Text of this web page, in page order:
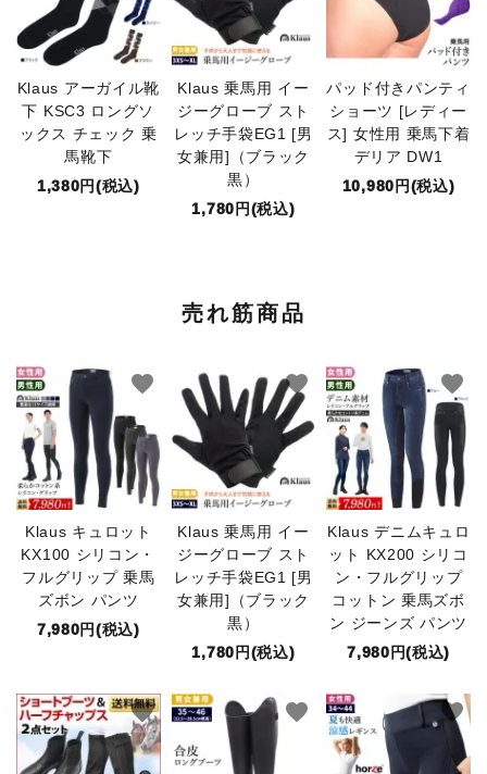
Klaus アーガイル靴
下 KSC3 ロングソ
ックス チェック 乗
馬靴下
1,380円(税込)
Klaus 乗馬用 イー
ジーグローブ スト
レッチ手袋EG1 [男
女兼用]（ブラック
黒）
1,780円(税込)
パッド付きパンティ
ショーツ [レディー
ス] 女性用 乗馬下着
デリア DW1
10,980円(税込)
売れ筋商品
Klaus キュロット
KX100 シリコン・
フルグリップ 乗馬
ズボン パンツ
7,980円(税込)
favorite
Klaus 乗馬用 イー
ジーグローブ スト
レッチ手袋EG1 [男
女兼用]（ブラック
黒）
1,780円(税込)
favorite
Klaus デニムキュロ
ット KX200 シリコ
ン・フルグリップ
コットン 乗馬ズボ
ン ジーンズ パンツ
7,980円(税込)
favorite
favorite favorite favorite